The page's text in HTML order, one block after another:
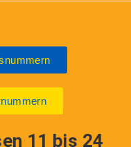
11 bis 24